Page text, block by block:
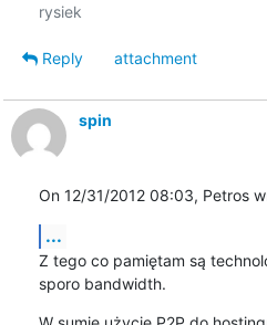
Reply
attachment
spin
On 12/31/2012 08:03, Petros
...
Z tego co pamiętam są
sporo bandwidth.